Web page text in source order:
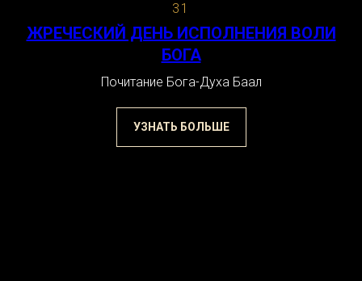
31
ЖРЕЧЕСКИЙ ДЕНЬ ИСПОЛНЕНИЯ ВОЛИ
БОГА
Почитание Бога-Духа Баал
УЗНАТЬ БОЛЬШЕ